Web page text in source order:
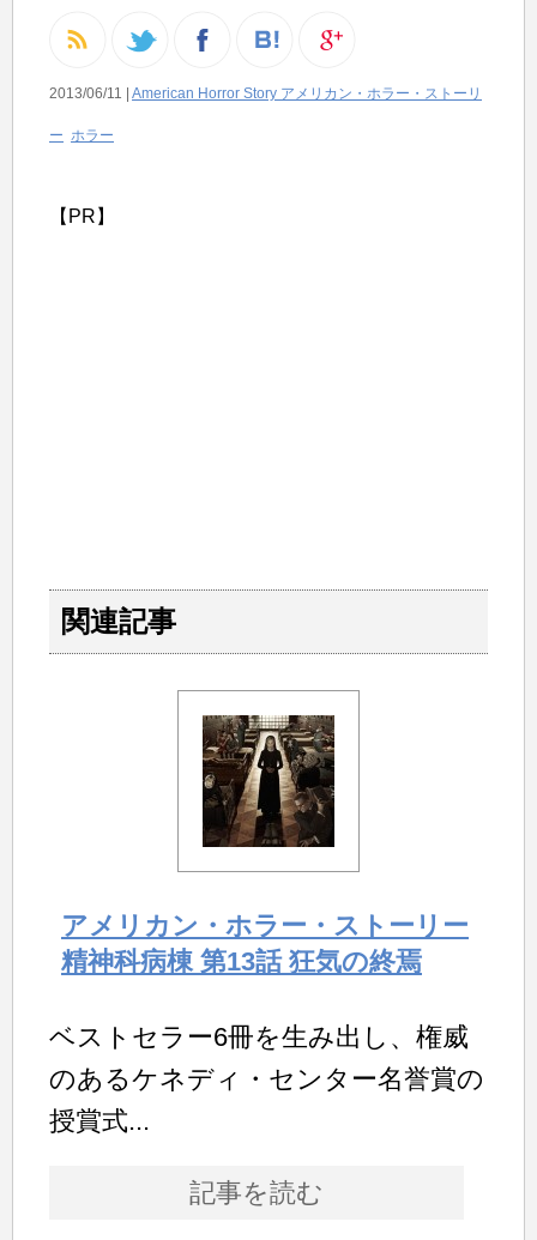
2013/06/11 | American Horror Story アメリカン・ホラー・ストーリ
ー ホラー
【PR】
関連記事
アメリカン・ホラー・ストーリー
精神科病棟 第13話 狂気の終焉
ベストセラー6冊を生み出し、権威
のあるケネディ・センター名誉賞の
授賞式...
記事を読む